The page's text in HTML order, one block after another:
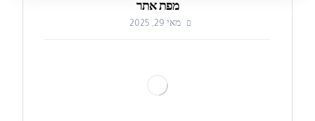
מפת אתר
מאי 29, 2025